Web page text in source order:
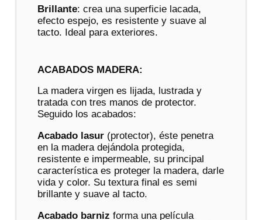
Brillante: crea una superficie lacada,
efecto espejo, es resistente y suave al
tacto. Ideal para exteriores.
ACABADOS MADERA:
La madera virgen es lijada, lustrada y
tratada con tres manos de protector.
Seguido los acabados:
Acabado lasur(protector), éste penetra
en la madera dejándola protegida,
resistente e impermeable, su principal
característica es proteger la madera, darle
vida y color. Su textura final es semi
brillante y suave al tacto.
Acabado barniz forma una película